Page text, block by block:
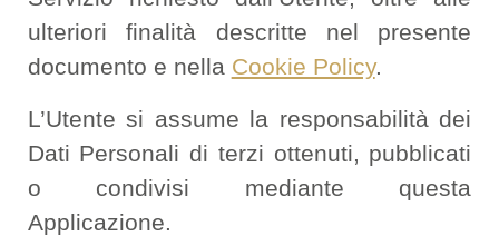
ulteriori finalità descritte nel presente
documento e nella Cookie Policy.
L’Utente si assume la responsabilità dei
Dati Personali di terzi ottenuti, pubblicati
o condivisi mediante questa
Applicazione.